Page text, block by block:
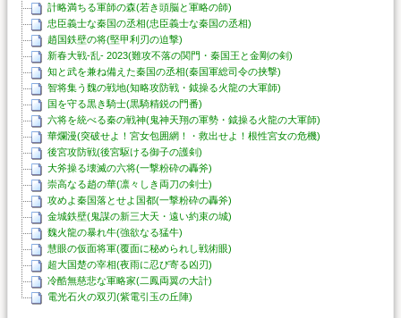
計略満ちる軍師の森(若き頭脳と軍略の師)
忠臣義士な秦国の丞相(忠臣義士な秦国の丞相)
趙国鉄壁の将(堅甲利刃の迫撃)
新春大戦-乱- 2023(難攻不落の関門・秦国王と金剛の剣)
知と武を兼ね備えた秦国の丞相(秦国軍総司令の挟撃)
智将集う魏の戦地(知略攻防戦・鉞操る火龍の大軍師)
国を守る黒き騎士(黒騎精鋭の門番)
六将を統べる秦の戦神(鬼神天翔の軍勢・鉞操る火龍の大軍師)
華爛漫(突破せよ！宮女包囲網！・救出せよ！根性宮女の危機)
後宮攻防戦(後宮駆ける御子の護剣)
大斧操る壊滅の六将(一撃粉砕の轟斧)
崇高なる趙の華(凛々しき両刀の剣士)
攻めよ秦国落とせよ国都(一撃粉砕の轟斧)
金城鉄壁(鬼謀の新三大天・遠い約束の城)
魏火龍の暴れ牛(強欲なる猛牛)
慧眼の仮面将軍(覆面に秘められし戦術眼)
超大国楚の宰相(夜雨に忍び寄る凶刃)
冷酷無慈悲な軍略家(二鳳両翼の大計)
電光石火の双刃(紫電引玉の丘陣)